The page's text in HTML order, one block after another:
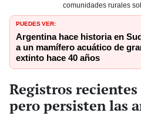
comunidades rurales
PUEDES VER:
Argentina hace historia en
a un mamífero acuático de
extinto hace 40 años
Registros recientes
pero persisten las